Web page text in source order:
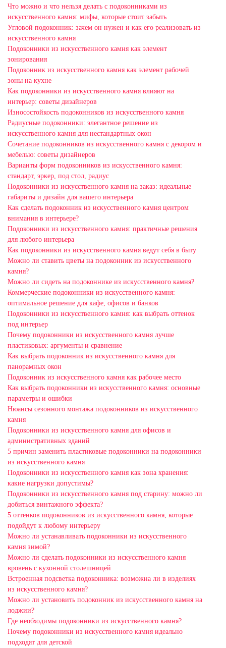
Что можно и что нельзя делать с подоконниками из
искусственного камня: мифы, которые стоит забыть
Угловой подоконник: зачем он нужен и как его реализовать из
искусственного камня
Подоконники из искусственного камня как элемент
зонирования
Подоконник из искусственного камня как элемент рабочей
зоны на кухне
Как подоконники из искусственного камня влияют на
интерьер: советы дизайнеров
Износостойкость подоконников из искусственного камня
Радиусные подоконники: элегантное решение из
искусственного камня для нестандартных окон
Сочетание подоконников из искусственного камня с декором и
мебелью: советы дизайнеров
Варианты форм подоконников из искусственного камня:
стандарт, эркер, под стол, радиус
Подоконники из искусственного камня на заказ: идеальные
габариты и дизайн для вашего интерьера
Как сделать подоконник из искусственного камня центром
внимания в интерьере?
Подоконники из искусственного камня: практичные решения
для любого интерьера
Как подоконники из искусственного камня ведут себя в быту
Можно ли ставить цветы на подоконник из искусственного
камня?
Можно ли сидеть на подоконнике из искусственного камня?
Коммерческие подоконники из искусственного камня:
оптимальное решение для кафе, офисов и банков
Подоконники из искусственного камня: как выбрать оттенок
под интерьер
Почему подоконники из искусственного камня лучше
пластиковых: аргументы и сравнение
Как выбрать подоконник из искусственного камня для
панорамных окон
Подоконник из искусственного камня как рабочее место
Как выбрать подоконники из искусственного камня: основные
параметры и ошибки
Нюансы сезонного монтажа подоконников из искусственного
камня
Подоконники из искусственного камня для офисов и
административных зданий
5 причин заменить пластиковые подоконники на подоконники
из искусственного камня
Подоконники из искусственного камня как зона хранения:
какие нагрузки допустимы?
Подоконники из искусственного камня под старину: можно ли
добиться винтажного эффекта?
5 оттенков подоконников из искусственного камня, которые
подойдут к любому интерьеру
Можно ли устанавливать подоконники из искусственного
камня зимой?
Можно ли сделать подоконники из искусственного камня
вровень с кухонной столешницей
Встроенная подсветка подоконника: возможна ли в изделиях
из искусственного камня?
Можно ли установить подоконник из искусственного камня на
лоджии?
Где необходимы подоконники из искусственного камня?
Почему подоконники из искусственного камня идеально
подходят для детской